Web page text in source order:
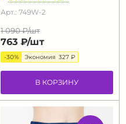
Арт.: 749W-2
1 090 ₽/шт
763 ₽/шт
-30% Экономия 327 ₽
В КОРЗИНУ